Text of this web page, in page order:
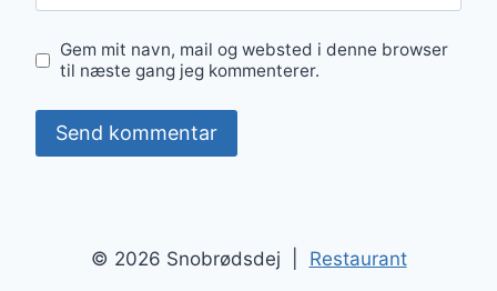
Gem mit navn, mail og websted i denne browser
til næste gang jeg kommenterer.
© 2026 Snobrødsdej | Restaurant